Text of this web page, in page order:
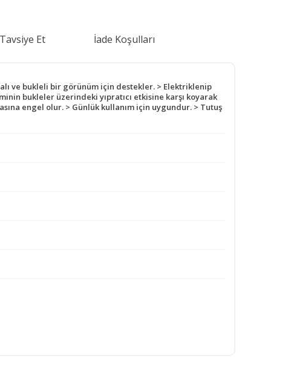
Tavsiye Et İade Koşulları
ve bukleli bir görünüm için destekler. > Elektriklenip
bukleler üzerindeki yıpratıcı etkisine karşı koyarak
engel olur. > Günlük kullanım için uygundur. > Tutuş